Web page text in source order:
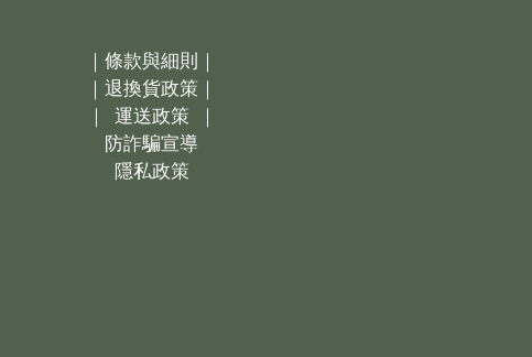
｜條款與細則｜
｜退換貨政策｜
｜ 運送政策 ｜
防詐騙宣導
隱私政策